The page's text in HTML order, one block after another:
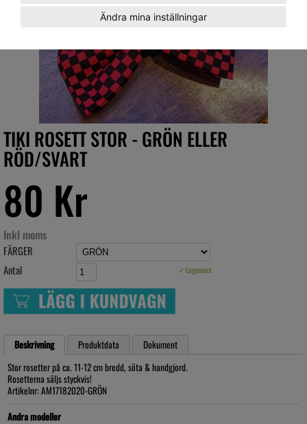
Ändra mina inställningar
TIKI ROSETT STOR - GRÖN ELLER
RÖD/SVART
80 Kr
Inkl moms
FÄRGER
Antal
✓ Lagervara
Beskrivning Produktdata
Dokument
Stor rosetter på ca. 11-12 cm bredd, söta & handgjord.
Rosetterna säljs styckvis!
Artikelnr: AM17182020-GRÖN
Andra modeller